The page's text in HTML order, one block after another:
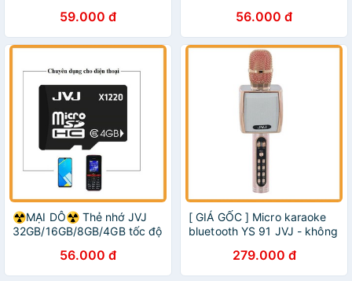
CAMERA, Điện thoại,Máy
ảnh
59.000 đ
microSDHC -Bảo hành 5
năm 1 đổi 1
56.000 đ
☢️MẠI DÔ☢️ Thẻ nhớ JVJ
32GB/16GB/8GB/4GB tốc độ
56.000 đ
[ GIÁ GỐC ] Micro karaoke
bluetooth YS 91 JVJ - không
livetream - BH 6 tháng
279.000 đ